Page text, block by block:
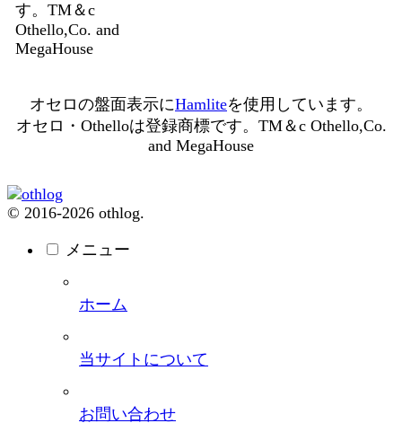
す。TM＆c
Othello,Co. and
MegaHouse
オセロの盤面表示にHamliteを使用しています。
オセロ・Othelloは登録商標です。TM＆c Othello,Co.
and MegaHouse
© 2016-2026 othlog.
メニュー
ホーム
当サイトについて
お問い合わせ